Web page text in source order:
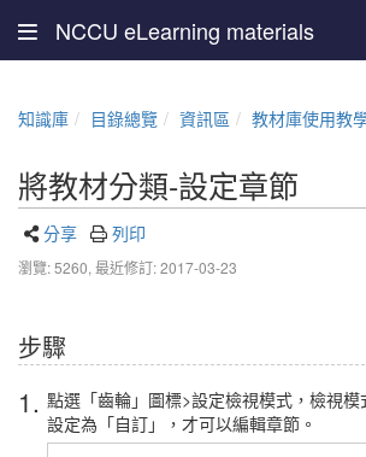
NCCU eLearning materials
知識庫 目錄總覽 資訊區 教材庫使用教
將教材分類-設定章節
分享 列印
瀏覽: 5260, 最近修訂: 2017-03-23
步驟
1. 點選「齒輪」圖標>設定檢視模式，檢視
設定為「自訂」，才可以編輯章節。